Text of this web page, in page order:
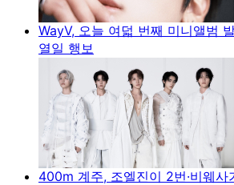
WayV, 오늘 여덟 번째 미니앨범
열일 행보
400m 계주, 조엘진이 2번·비웨